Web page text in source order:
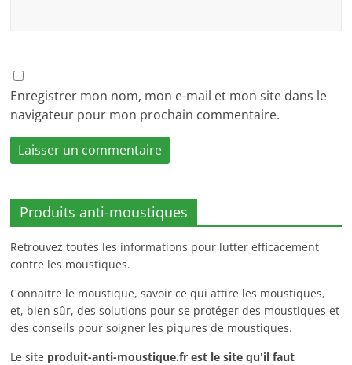
Enregistrer mon nom, mon e-mail et mon site dans le
navigateur pour mon prochain commentaire.
Produits anti-moustiques
Retrouvez toutes les informations pour lutter efficacement
contre les moustiques.
Connaitre le moustique, savoir ce qui attire les moustiques,
et, bien sûr, des solutions pour se protéger des moustiques et
des conseils pour soigner les piqures de moustiques.
Le site produit-anti-moustique.fr est le site qu'il faut